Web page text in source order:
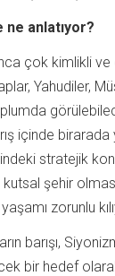
anlatıyor?
çok kimlikli
Yahudiler,
içinde birarada
stratejik
şehir
zorunlu
barışı,
bir hedef